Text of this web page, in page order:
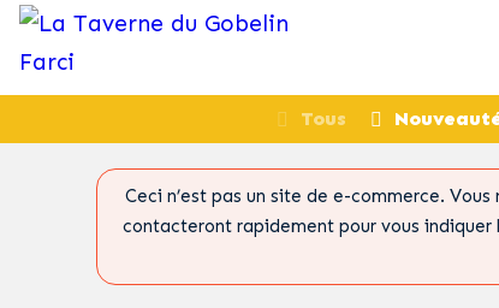
Tous
Ceci n’est pas un site de e-commerce.
contacteront rapidement pour vous